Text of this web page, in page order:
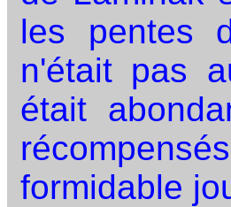
les pentes
n'était pas
était
formidable